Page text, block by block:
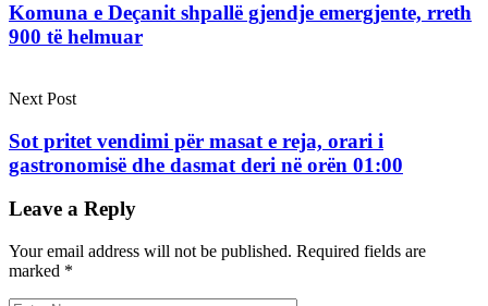
Komuna e Deçanit shpallë gjendje emergjente, rreth
900 të helmuar
Next Post
Sot pritet vendimi për masat e reja, orari i
gastronomisë dhe dasmat deri në orën 01:00
Leave a Reply
Your email address will not be published. Required fields are
marked *